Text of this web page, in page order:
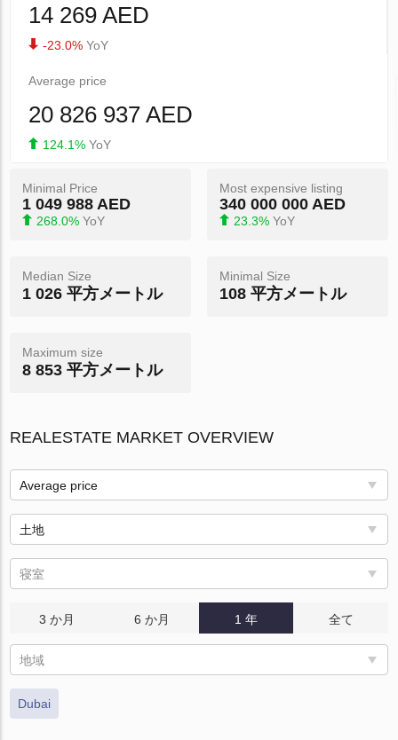
14 269 AED
-23.0% YoY
Average price
20 826 937 AED
124.1% YoY
Minimal Price
1 049 988 AED
268.0% YoY
Most expensive listing
340 000 000 AED
23.3% YoY
Median Size
1 026 平方メートル
Minimal Size
108 平方メートル
Maximum size
8 853 平方メートル
REALESTATE MARKET OVERVIEW
Average price
土地
寝室
3 か月 6 か月 1 年 全て
地域
Dubai